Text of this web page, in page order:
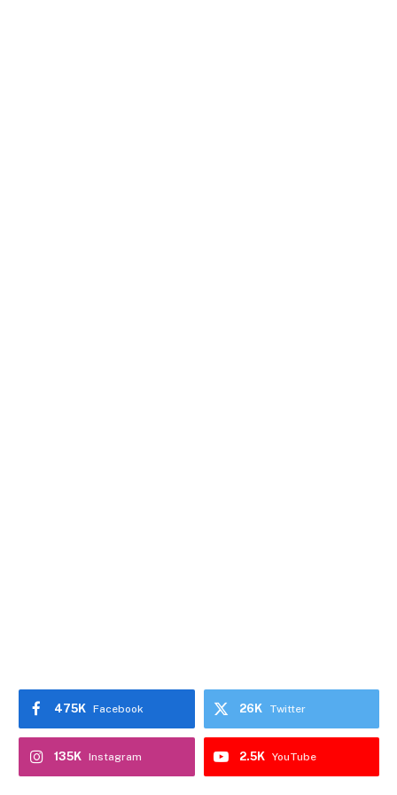
Facebook
475K Twitter
26K
Instagram
135K YouTube
2.5K